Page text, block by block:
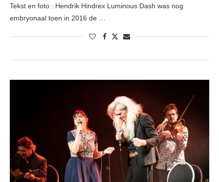
Tekst en foto : Hendrik Hindrex Luminous Dash was nog
embryonaal toen in 2016 de …